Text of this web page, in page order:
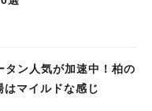
タン人気が加速中！柏の
マイルドな感じ